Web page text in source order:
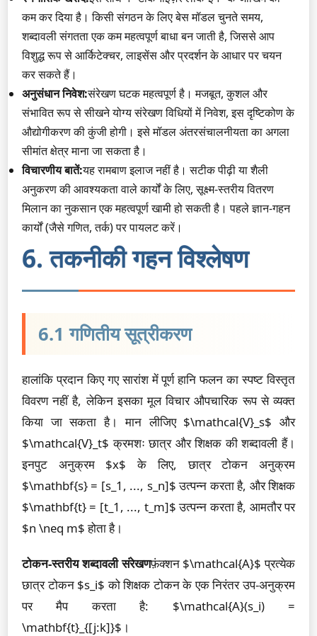
कम कर दिया है। किसी संगठन के लिए बेस मॉडल चुनते समय,
शब्दावली संगतता एक कम महत्वपूर्ण बाधा बन जाती है, जिससे आप
विशुद्ध रूप से आर्किटेक्चर, लाइसेंस और प्रदर्शन के आधार पर चयन
कर सकते हैं।
अनुसंधान निवेश:संरेखण घटक महत्वपूर्ण है। मजबूत, कुशल और
संभावित रूप से सीखने योग्य संरेखण विधियों में निवेश, इस दृष्टिकोण के
औद्योगीकरण की कुंजी होगी। इसे मॉडल अंतरसंचालनीयता का अगला
सीमांत क्षेत्र माना जा सकता है।
विचारणीय बातें:यह रामबाण इलाज नहीं है। सटीक पीढ़ी या शैली
अनुकरण की आवश्यकता वाले कार्यों के लिए, सूक्ष्म-स्तरीय वितरण
मिलान का नुकसान एक महत्वपूर्ण खामी हो सकती है। पहले ज्ञान-गहन
कार्यों (जैसे गणित, तर्क) पर पायलट करें।
6. तकनीकी गहन विश्लेषण
6.1 गणितीय सूत्रीकरण
हालांकि प्रदान किए गए सारांश में पूर्ण हानि फलन का स्पष्ट विस्तृत
विवरण नहीं है, लेकिन इसका मूल विचार औपचारिक रूप से व्यक्त
किया जा सकता है। मान लीजिए $\mathcal{V}_s$ और
$\mathcal{V}_t$ क्रमशः छात्र और शिक्षक की शब्दावली हैं।
इनपुट अनुक्रम $x$ के लिए, छात्र टोकन अनुक्रम
$\mathbf{s} = [s_1, ..., s_n]$ उत्पन्न करता है, और शिक्षक
$\mathbf{t} = [t_1, ..., t_m]$ उत्पन्न करता है, आमतौर पर
$n \neq m$ होता है।
टोकन-स्तरीय शब्दावली संरेखणफ़ंक्शन $\mathcal{A}$ प्रत्येक
छात्र टोकन $s_i$ को शिक्षक टोकन के एक निरंतर उप-अनुक्रम
पर मैप करता है: $\mathcal{A}(s_i) =
\mathbf{t}_{[j:k]}$।